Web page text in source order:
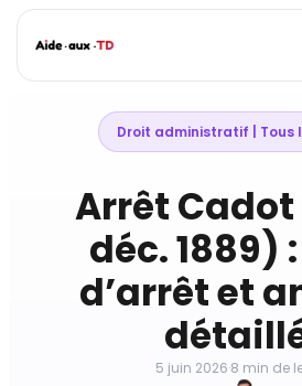
Aller
Droit administratif Tous
Arrêt Cadot
déc. 1889)
d’arrêt et
5 juin 2026·8 min de